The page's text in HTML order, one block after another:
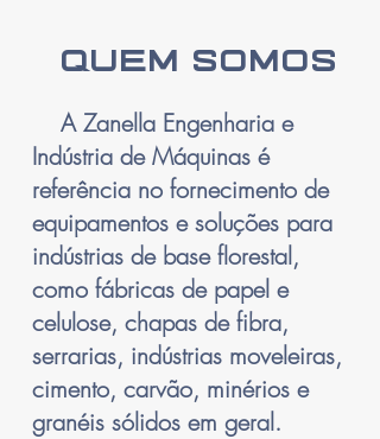
QUEM SOMOS
A Zanella Engenharia e
Indústria de Máquinas é
referência no fornecimento de
equipamentos e soluções para
indústrias de base florestal,
como fábricas de papel e
celulose, chapas de fibra,
serrarias, indústrias moveleiras,
cimento, carvão, minérios e
granéis sólidos em geral.